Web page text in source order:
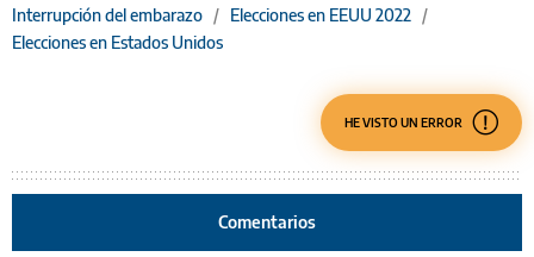
Interrupción del embarazo / Elecciones en EEUU 2022 /
Elecciones en Estados Unidos
HE VISTO UN ERROR
Comentarios